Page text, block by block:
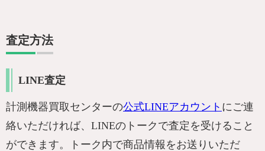
査定方法
LINE査定
計測機器買取センターの公式LINEアカウント にご連
絡いただければ、LINEのトークで査定を受けること
ができます。トーク内で商品情報をお送りいただ